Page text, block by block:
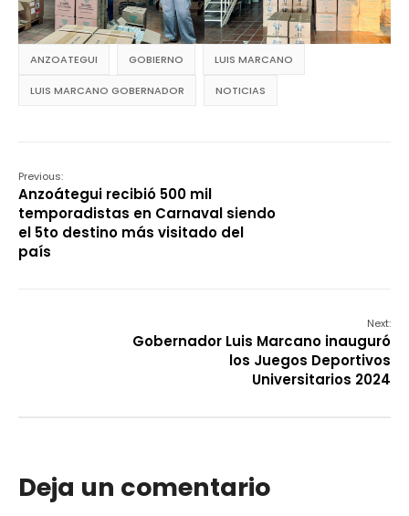
ANZOATEGUI GOBIERNO LUIS MARCANO
LUIS MARCANO GOBERNADOR NOTICIAS
Previous:
Anzoátegui recibió 500 mil
temporadistas en Carnaval siendo
el 5to destino más visitado del
país
Next:
Gobernador Luis Marcano inauguró
los Juegos Deportivos
Universitarios 2024
Deja un comentario